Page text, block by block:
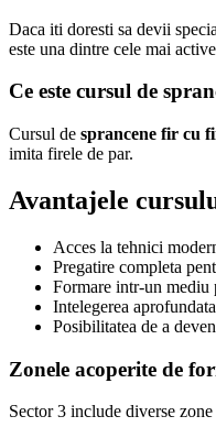
Daca iti doresti sa devii
este una dintre cele mai
Ce este cursul de
Cursul de sprancene fir cu
imita firele de par.
Avantajele
Acces la tehnici
Pregatire completa
Formare intr-un mediu
Intelegerea
Posibilitatea de a
Zonele acoperite de
Sector 3 include diverse